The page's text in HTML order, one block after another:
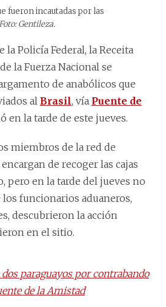
fueron incautadas por las
Gentileza.
la Policía Federal, la Receita
la Fuerza Nacional se
de anabólicos que
al Brasil, vía Puente de
en la tarde de este jueves.
miembros de la red de
de recoger las cajas
pero en la tarde del jueves no
los funcionarios aduaneros,
descubrieron la acción
en el sitio.
paraguayos por contrabando
de la Amistad